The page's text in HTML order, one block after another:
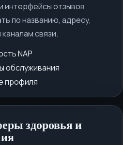
интерфейсы отзывов
по названию, адресу,
связи.
NAP
обслуживания
профиля
здоровья и